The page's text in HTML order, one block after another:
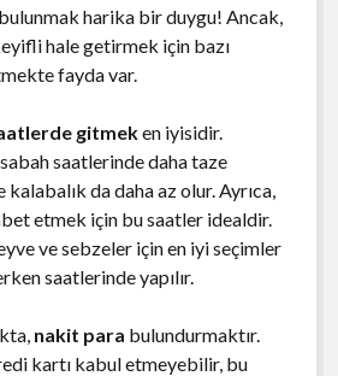
harika bir duygu! Ancak,
hale getirmek için bazı
fayda var.
gitmeken iyisidir.
saatlerinde daha taze
da daha az olur. Ayrıca,
etmek için bu saatler idealdir.
ve sebzeler için en iyi seçimler
saatlerinde yapılır.
nakit para bulundurmaktır.
kartı kabul etmeyebilir, bu